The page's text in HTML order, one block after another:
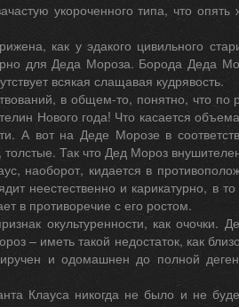
укороченного типа, что
как у эдакого цивильного
для Деда Мороза. Борода Деда
всякая слащавая кудрявость.
в общем-то, понятно, что
Нового года! Что касается
А вот на Деде Морозе в
Так что Дед Мороз
наоборот, кидается в
неестественно и карикатурно, в
в противоречие с его ростом.
окультуренности, как очочки.
– иметь такой недостаток, как
и одомашнен до полной
Клауса никогда не было и не